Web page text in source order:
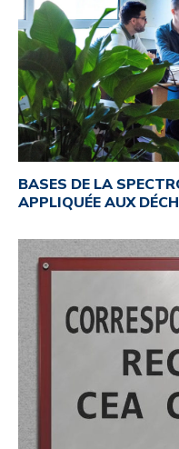
BASES DE LA
APPLIQUÉE AUX